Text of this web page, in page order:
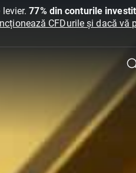
levier.77% din conturile
CFDurile și dacă